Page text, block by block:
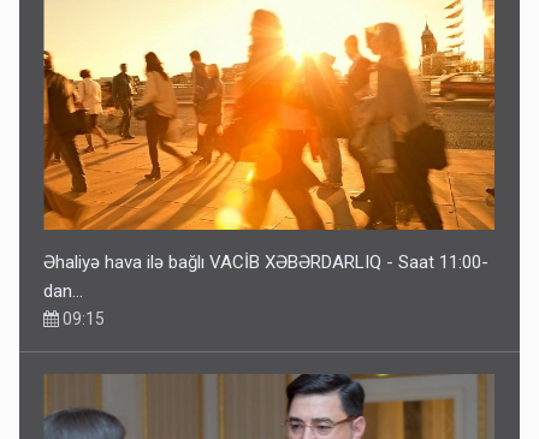
Əhaliyə hava ilə bağlı VACİB XƏBƏRDARLIQ - Saat 11:00-
dan…
09:15